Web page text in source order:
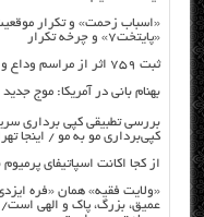
«اسباب زحمت» و تکرار
«پایتخت۷» و چرخه تکرار
ثبت ۷۵۹ اثر از مراسم وداع و تشییع رهبر شهید انقلاب
بهنام بانی در آمریکا: موج
بررسی تطبیقی کپی برداری
کپی‌برداری مو به مو / اینجا
از کجا اکانت اسپاتیفای پرمیوم بخریم؟ معرفی
«ولایت فقیه» همان «فره
عمیق، بزرگ، پاک و الهی